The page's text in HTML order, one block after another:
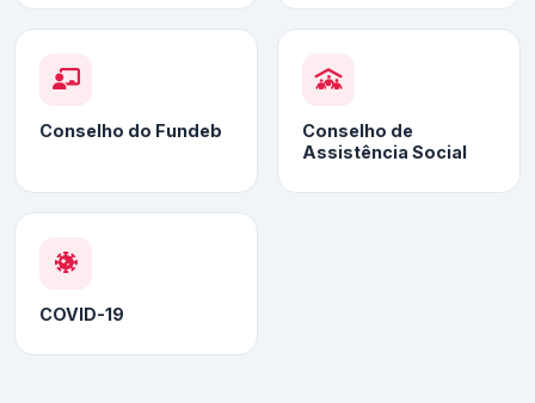
Conselho do Fundeb
Conselho de
Assistência Social
COVID-19